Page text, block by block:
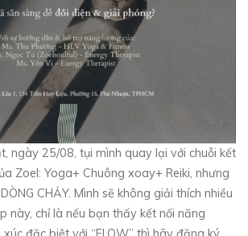
ngày 25/08, tụi mình quay lại với chuỗi kết
Zoel: Yoga+ Chuông xoay+ Reiki, nhưng
CHẢY. Mình sẽ không giải thích nhiều
này, chỉ là nếu bạn thấy kết nối năng